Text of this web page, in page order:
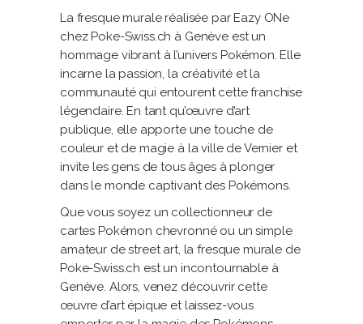
La fresque murale réalisée par Eazy ONe
chez Poke-Swiss.ch à Genève est un
hommage vibrant à l’univers Pokémon. Elle
incarne la passion, la créativité et la
communauté qui entourent cette franchise
légendaire. En tant qu’œuvre d’art
publique, elle apporte une touche de
couleur et de magie à la ville de Vernier et
invite les gens de tous âges à plonger
dans le monde captivant des Pokémons.
Que vous soyez un collectionneur de
cartes Pokémon chevronné ou un simple
amateur de street art, la fresque murale de
Poke-Swiss.ch est un incontournable à
Genève. Alors, venez découvrir cette
œuvre d’art épique et laissez-vous